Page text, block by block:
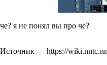
че? я не понял вы про че?
Источник — https://